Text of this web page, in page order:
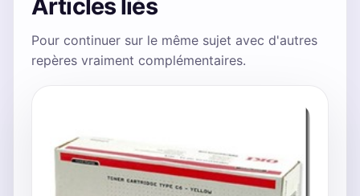
Articles liés
Pour continuer sur le même sujet avec d'autres
repères vraiment complémentaires.